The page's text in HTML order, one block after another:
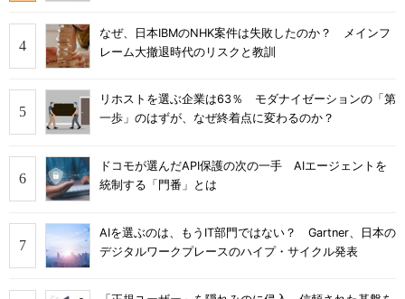
なぜ、日本IBMのNHK案件は失敗したのか？ メインフ
レーム大撤退時代のリスクと教訓
リホストを選ぶ企業は63％ モダナイゼーションの「第
一歩」のはずが、なぜ終着点に変わるのか？
ドコモが選んだAPI保護の次の一手 AIエージェントを
統制する「門番」とは
AIを選ぶのは、もうIT部門ではない？ Gartner、日本の
デジタルワークプレースのハイプ・サイクル発表